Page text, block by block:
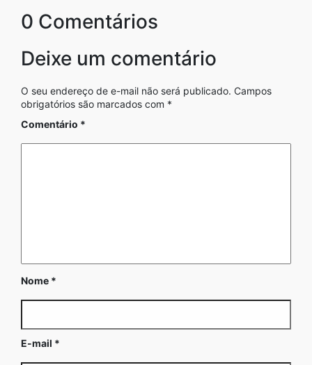
0 Comentários
Deixe um comentário
O seu endereço de e-mail não será publicado. Campos
obrigatórios são marcados com *
Comentário *
Nome *
E-mail *